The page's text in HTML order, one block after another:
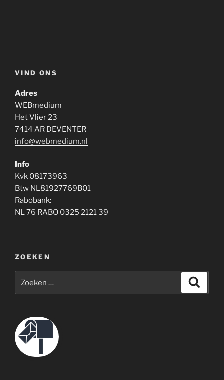
VIND ONS
Adres
WEBmedium
Het Vlier 23
7414 AR DEVENTER
info@webmedium.nl
Info
Kvk 08173963
Btw NL81927769B01
Rabobank:
NL 76 RABO 0325 2121 39
ZOEKEN
naar: